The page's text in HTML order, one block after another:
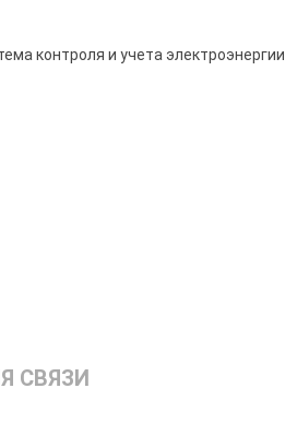
контроля и учета электроэнергии
СВЯЗИ